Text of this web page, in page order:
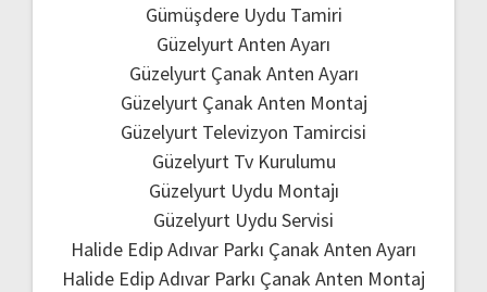
Gümüşdere Uydu Tamiri
Güzelyurt Anten Ayarı
Güzelyurt Çanak Anten Ayarı
Güzelyurt Çanak Anten Montaj
Güzelyurt Televizyon Tamircisi
Güzelyurt Tv Kurulumu
Güzelyurt Uydu Montajı
Güzelyurt Uydu Servisi
Halide Edip Adıvar Parkı Çanak Anten Ayarı
Halide Edip Adıvar Parkı Çanak Anten Montaj